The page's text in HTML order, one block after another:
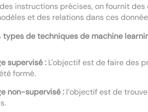
instructions précises, on fournit
et des relations dans ces
types de techniques de machine
supervisé : L'objectif est de faire des
formé.
non-supervisé : l’objectif est de